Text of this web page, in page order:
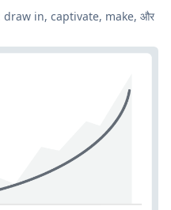
draw in, captivate, make, और